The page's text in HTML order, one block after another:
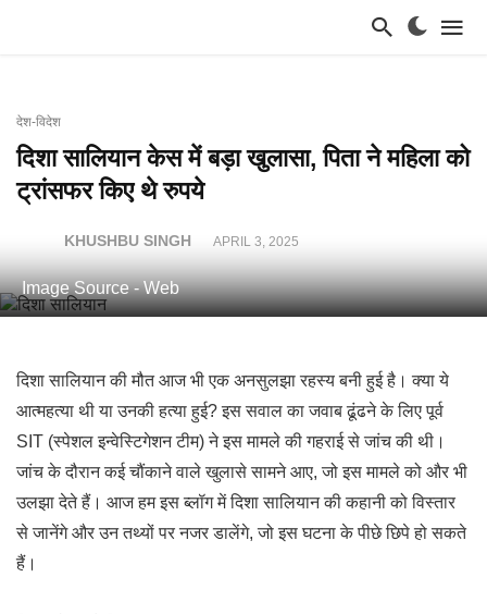
देश-विदेश
दिशा सालियान केस में बड़ा खुलासा, पिता ने महिला को
ट्रांसफर किए थे रुपये
KHUSHBU SINGH APRIL 3, 2025
Image Source - Web
दिशा सालियान की मौत आज भी एक अनसुलझा रहस्य बनी हुई है। क्या ये
आत्महत्या थी या उनकी हत्या हुई? इस सवाल का जवाब ढूंढने के लिए पूर्व
SIT (स्पेशल इन्वेस्टिगेशन टीम) ने इस मामले की गहराई से जांच की थी।
जांच के दौरान कई चौंकाने वाले खुलासे सामने आए, जो इस मामले को और भी
उलझा देते हैं। आज हम इस ब्लॉग में दिशा सालियान की कहानी को विस्तार
से जानेंगे और उन तथ्यों पर नजर डालेंगे, जो इस घटना के पीछे छिपे हो सकते
हैं।